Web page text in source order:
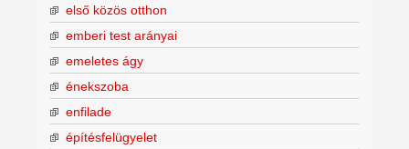
első közös otthon
emberi test arányai
emeletes ágy
énekszoba
enfilade
építésfelügyelet